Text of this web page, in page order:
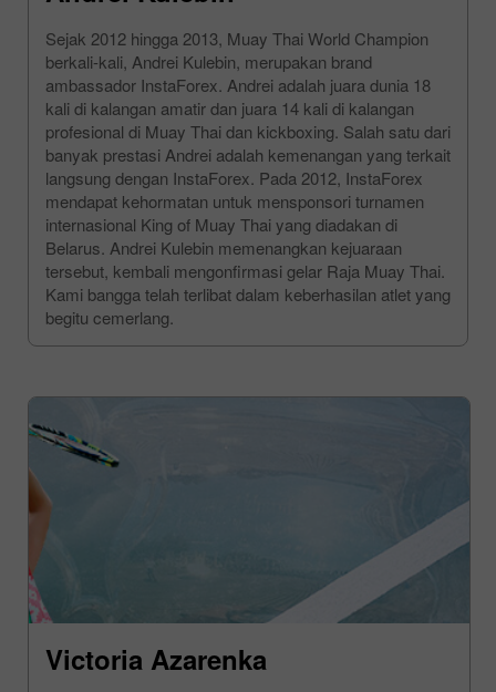
Sejak 2012 hingga 2013, Muay Thai World Champion
berkali-kali, Andrei Kulebin, merupakan brand
ambassador InstaForex. Andrei adalah juara dunia 18
kali di kalangan amatir dan juara 14 kali di kalangan
profesional di Muay Thai dan kickboxing. Salah satu dari
banyak prestasi Andrei adalah kemenangan yang terkait
langsung dengan InstaForex. Pada 2012, InstaForex
mendapat kehormatan untuk mensponsori turnamen
internasional King of Muay Thai yang diadakan di
Belarus. Andrei Kulebin memenangkan kejuaraan
tersebut, kembali mengonfirmasi gelar Raja Muay Thai.
Kami bangga telah terlibat dalam keberhasilan atlet yang
begitu cemerlang.
Victoria Azarenka